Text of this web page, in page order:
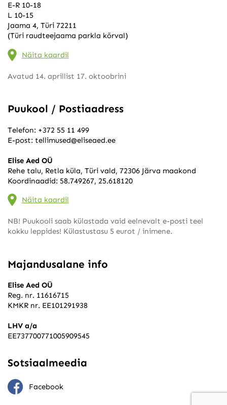
E-R 10-18
L 10-15
Jaama 4, Türi 72211
(Türi raudteejaama parkla kõrval)
Näita kaardil
Avatud 14. aprillist 17. oktoobrini
Puukool / Postiaadress
Telefon: +372 55 11 499
E-post: tellimused@eliseaed.ee
Elise Aed OÜ
Rehe talu, Retla küla, Türi vald, 72306 Järva maakond
Koordinaadid: 58.749267, 25.618120
Näita kaardil
NB! Puukooli saab külastada vaid eelnevalt e-posti teel
kokku leppides! Külastustasu 5 eurot / inimene.
Majandusalane info
Elise Aed OÜ
Reg. nr. 11616715
KMKR nr. EE101291938
LHV a/a
EE737700771005909545
Sotsiaalmeedia
Facebook